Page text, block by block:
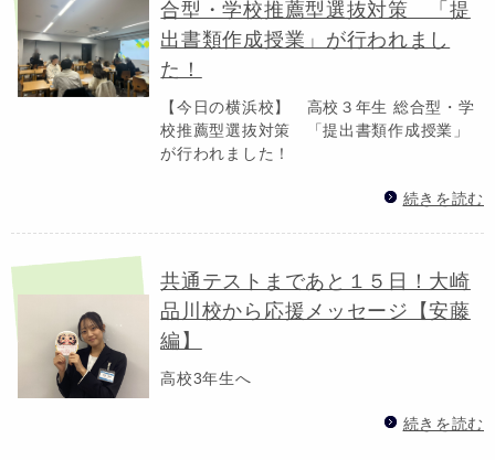
合型・学校推薦型選抜対策 「提
出書類作成授業」が行われまし
た！
【今日の横浜校】 高校３年生 総合型・学
校推薦型選抜対策 「提出書類作成授業」
が行われました！
続きを読む
共通テストまであと１５日！大崎
品川校から応援メッセージ【安藤
編】
高校3年生へ
続きを読む